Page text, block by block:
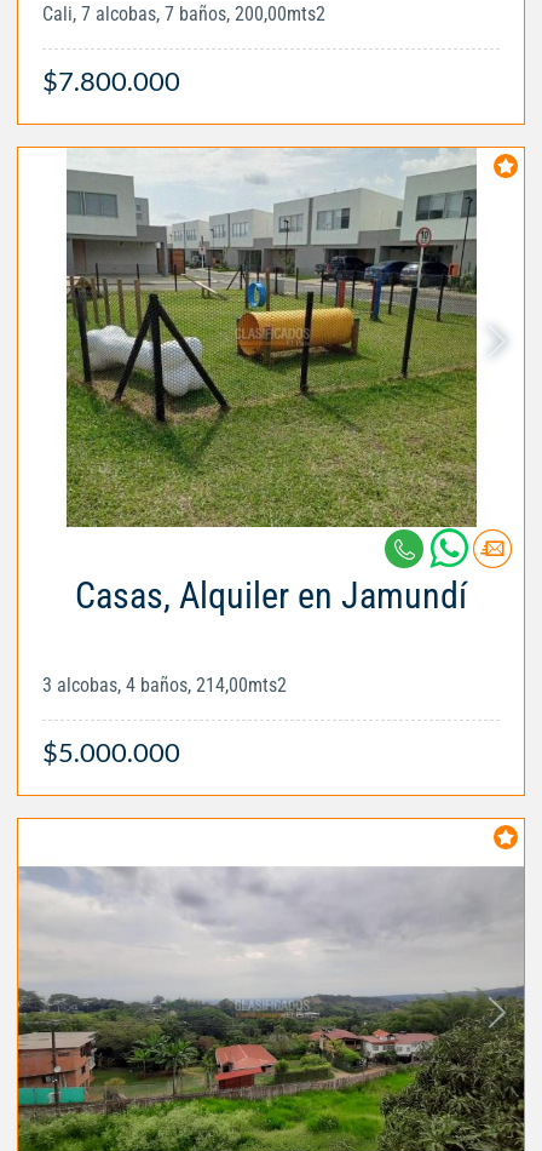
Cali, 7 alcobas, 7 baños, 200,00mts2
$7.800.000
Casas, Alquiler en Jamundí
3 alcobas, 4 baños, 214,00mts2
$5.000.000